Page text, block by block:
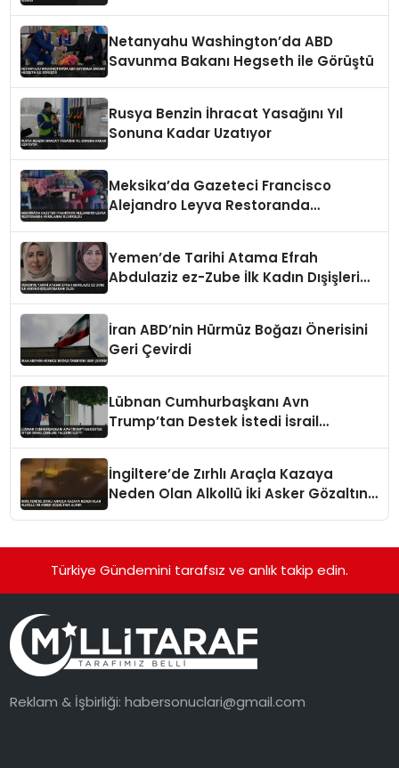
Netanyahu Washington’da ABD
Savunma Bakanı Hegseth ile Görüştü
Rusya Benzin İhracat Yasağını Yıl
Sonuna Kadar Uzatıyor
Meksika’da Gazeteci Francisco
Alejandro Leyva Restoranda
Yemen’de Tarihi Atama Efrah
Abdulaziz ez-Zube İlk Kadın Dışişleri
İran ABD’nin Hürmüz Boğazı Önerisini
Geri Çevirdi
Lübnan Cumhurbaşkanı Avn
Trump’tan Destek İstedi İsrail
İngiltere’de Zırhlı Araçla Kazaya
Neden Olan Alkollü İki Asker Gözaltına
Türkiye Gündemini tarafsız ve anlık takip edin.
Reklam & İşbirliği:habersonuclari@gmail.com